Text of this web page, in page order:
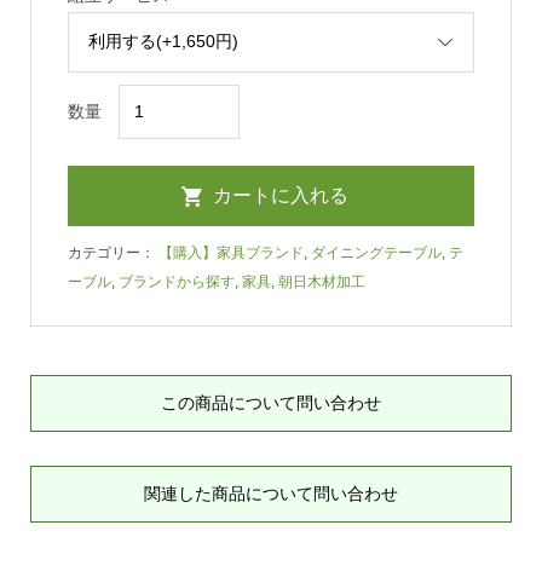
数量
カテゴリー： 【購入】家具ブランド, ダイニングテーブル, テ
ーブル, ブランドから探す, 家具, 朝日木材加工
この商品について問い合わせ
関連した商品について問い合わせ